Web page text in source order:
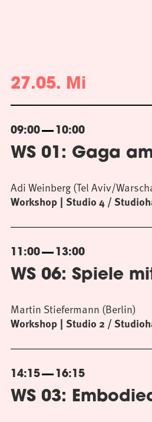
27.05. Mi
09:00 10:00
WS 01: Gaga
Workshop Studio 4 /
Adi Weinberg (Tel Aviv/
11:00 13:00
WS 06: Spiele
Workshop Studio 2 /
Martin Stiefermann (Berlin)
14:15 16:15
WS 03: